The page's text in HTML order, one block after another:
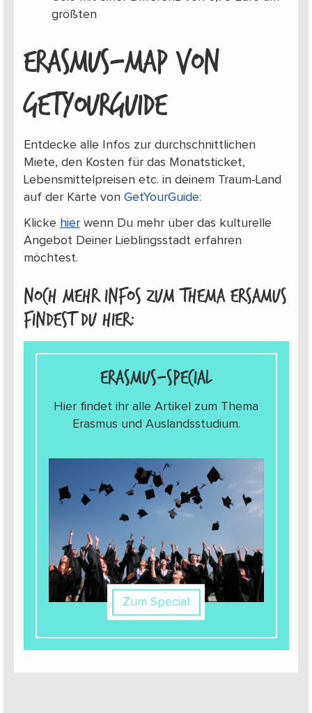
größten
ERASMUS-MAP VON
GETYOURGUIDE
Entdecke alle Infos zur durchschnittlichen
Miete, den Kosten für das Monatsticket,
Lebensmittelpreisen etc. in deinem Traum-Land
auf der Karte von GetYourGuide:
Klicke hierwenn Du mehr über das kulturelle
Angebot Deiner Lieblingsstadt erfahren
möchtest.
Noch mehr Infos zum Thema Ersamus
findest du hier:
Erasmus-Special
Hier findet ihr alle Artikel zum Thema
Erasmus und Auslandsstudium.
Zum Special